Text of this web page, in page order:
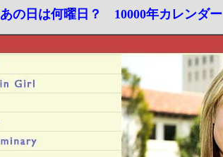
あの日は何曜日？ 10000年カレンダー